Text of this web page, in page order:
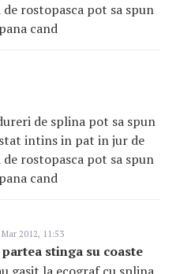
rostopasca pot sa spun
cand
de splina pot sa spun
intins in pat in jur de
rostopasca pot sa spun
cand
2012, 11:53
stinga su coaste